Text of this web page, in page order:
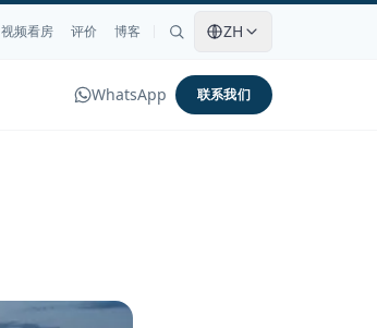
视频看房 评价 博客 ZH
WhatsApp 联系我们